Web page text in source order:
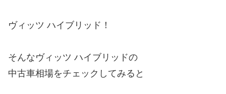
ヴィッツ ハイブリッド！
そんなヴィッツ ハイブリッドの
中古車相場をチェックしてみると